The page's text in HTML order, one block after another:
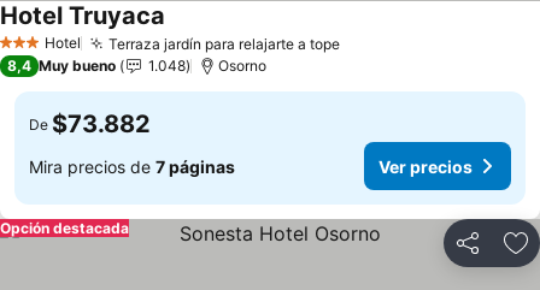
3 Estrellas
Hotel Terraza jardín para relajarte a topeVer precios
Hotel Truyaca
8,4 Muy bueno 1.048 Osorno
De $73.882
Mira precios de 7 páginas Ver precios
Compartir
Opción destacada